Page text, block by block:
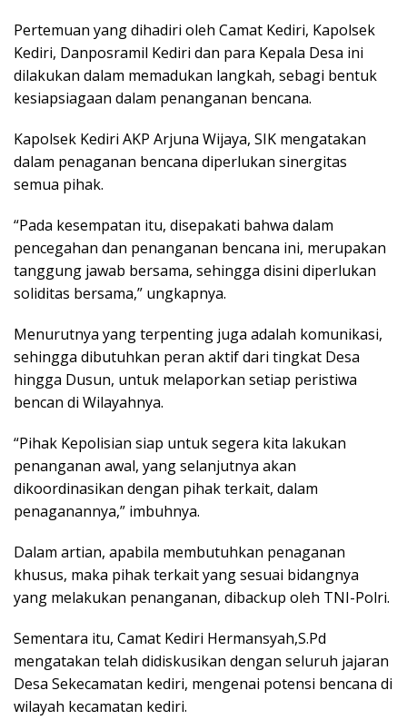
Pertemuan yang dihadiri oleh Camat Kediri, Kapolsek
Kediri, Danposramil Kediri dan para Kepala Desa ini
dilakukan dalam memadukan langkah, sebagi bentuk
kesiapsiagaan dalam penanganan bencana.
Kapolsek Kediri AKP Arjuna Wijaya, SIK mengatakan
dalam penaganan bencana diperlukan sinergitas
semua pihak.
“Pada kesempatan itu, disepakati bahwa dalam
pencegahan dan penanganan bencana ini, merupakan
tanggung jawab bersama, sehingga disini diperlukan
soliditas bersama,” ungkapnya.
Menurutnya yang terpenting juga adalah komunikasi,
sehingga dibutuhkan peran aktif dari tingkat Desa
hingga Dusun, untuk melaporkan setiap peristiwa
bencan di Wilayahnya.
“Pihak Kepolisian siap untuk segera kita lakukan
penanganan awal, yang selanjutnya akan
dikoordinasikan dengan pihak terkait, dalam
penaganannya,” imbuhnya.
Dalam artian, apabila membutuhkan penaganan
khusus, maka pihak terkait yang sesuai bidangnya
yang melakukan penanganan, dibackup oleh TNI-Polri.
Sementara itu, Camat Kediri Hermansyah,S.Pd
mengatakan telah didiskusikan dengan seluruh jajaran
Desa Sekecamatan kediri, mengenai potensi bencana di
wilayah kecamatan kediri.